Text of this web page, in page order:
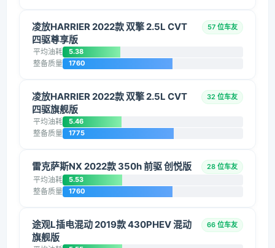
凌放HARRIER 2022款 双擎 2.5L CVT
四驱尊享版
57 位车友
平均油耗 5.38
整备质量 1760
凌放HARRIER 2022款 双擎 2.5L CVT
四驱旗舰版
32 位车友
平均油耗 5.46
整备质量 1775
雷克萨斯NX 2022款 350h 前驱 创悦版 28 位车友
平均油耗 5.53
整备质量 1760
途观L插电混动 2019款 430PHEV 混动
旗舰版
66 位车友